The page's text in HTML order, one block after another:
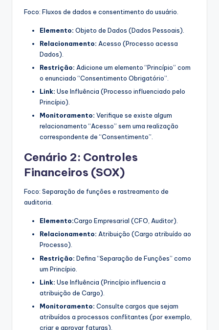
Foco: Fluxos de dados e consentimento do usuário.
Elemento: Objeto de Dados (Dados Pessoais).
Relacionamento: Acesso (Processo acessa
Dados).
Restrição: Adicione um elemento “Princípio” com
o enunciado “Consentimento Obrigatório”.
Link: Use Influência (Processo influenciado pelo
Princípio).
Monitoramento: Verifique se existe algum
relacionamento “Acesso” sem uma realização
correspondente de “Consentimento”.
Cenário 2: Controles
Financeiros (SOX)
Foco: Separação de funções e rastreamento de
auditoria.
Elemento:Cargo Empresarial (CFO, Auditor).
Relacionamento: Atribuição (Cargo atribuído ao
Processo).
Restrição: Defina “Separação de Funções” como
um Princípio.
Link: Use Influência (Princípio influencia a
atribuição de Cargo).
Monitoramento: Consulte cargos que sejam
atribuídos a processos conflitantes (por exemplo,
criar e aprovar faturas).